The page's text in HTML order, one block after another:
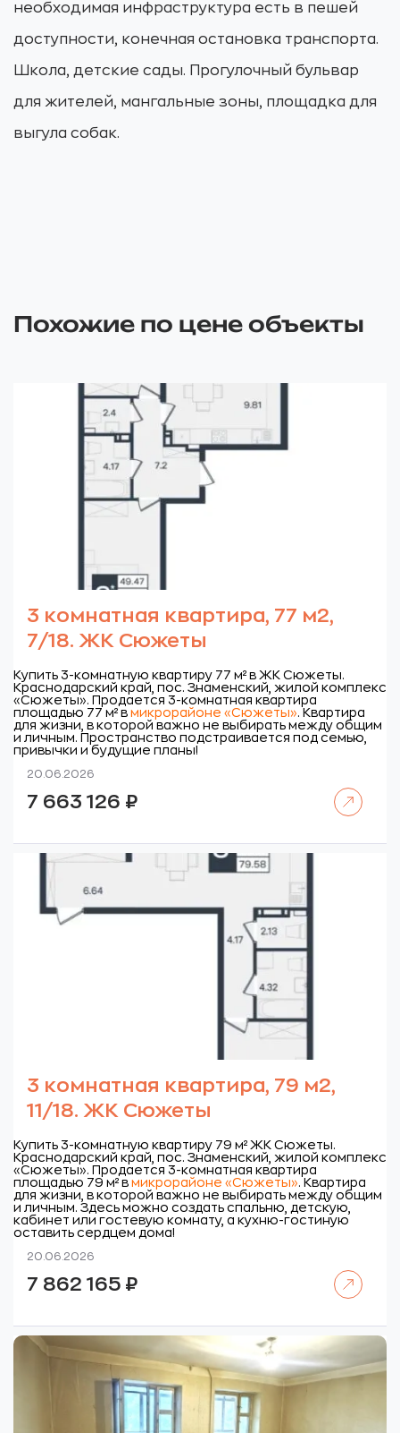
необходимая инфраструктура есть в пешей
доступности, конечная остановка транспорта.
Школа, детские сады. Прогулочный бульвар
для жителей, мангальные зоны, площадка для
выгула собак.
Похожие по цене объекты
3 комнатная квартира, 77 м2,
7/18. ЖК Сюжеты
Купить 3-комнатную квартиру 77 м² в ЖК Сюжеты.
Краснодарский край, пос. Знаменский, жилой комплекс
«Сюжеты». Продается 3-комнатная квартира
площадью 77 м² в микрорайоне «Сюжеты». Квартира
для жизни, в которой важно не выбирать между общим
и личным. Пространство подстраивается под семью,
привычки и будущие планы!
20.06.2026
7 663 126 ₽
3 комнатная квартира, 79 м2,
11/18. ЖК Сюжеты
Купить 3-комнатную квартиру 79 м² ЖК Сюжеты.
Краснодарский край, пос. Знаменский, жилой комплекс
«Сюжеты». Продается 3-комнатная квартира
площадью 79 м² в микрорайоне «Сюжеты». Квартира
для жизни, в которой важно не выбирать между общим
и личным. Здесь можно создать спальню, детскую,
кабинет или гостевую комнату, а кухню-гостиную
оставить сердцем дома!
20.06.2026
7 862 165 ₽